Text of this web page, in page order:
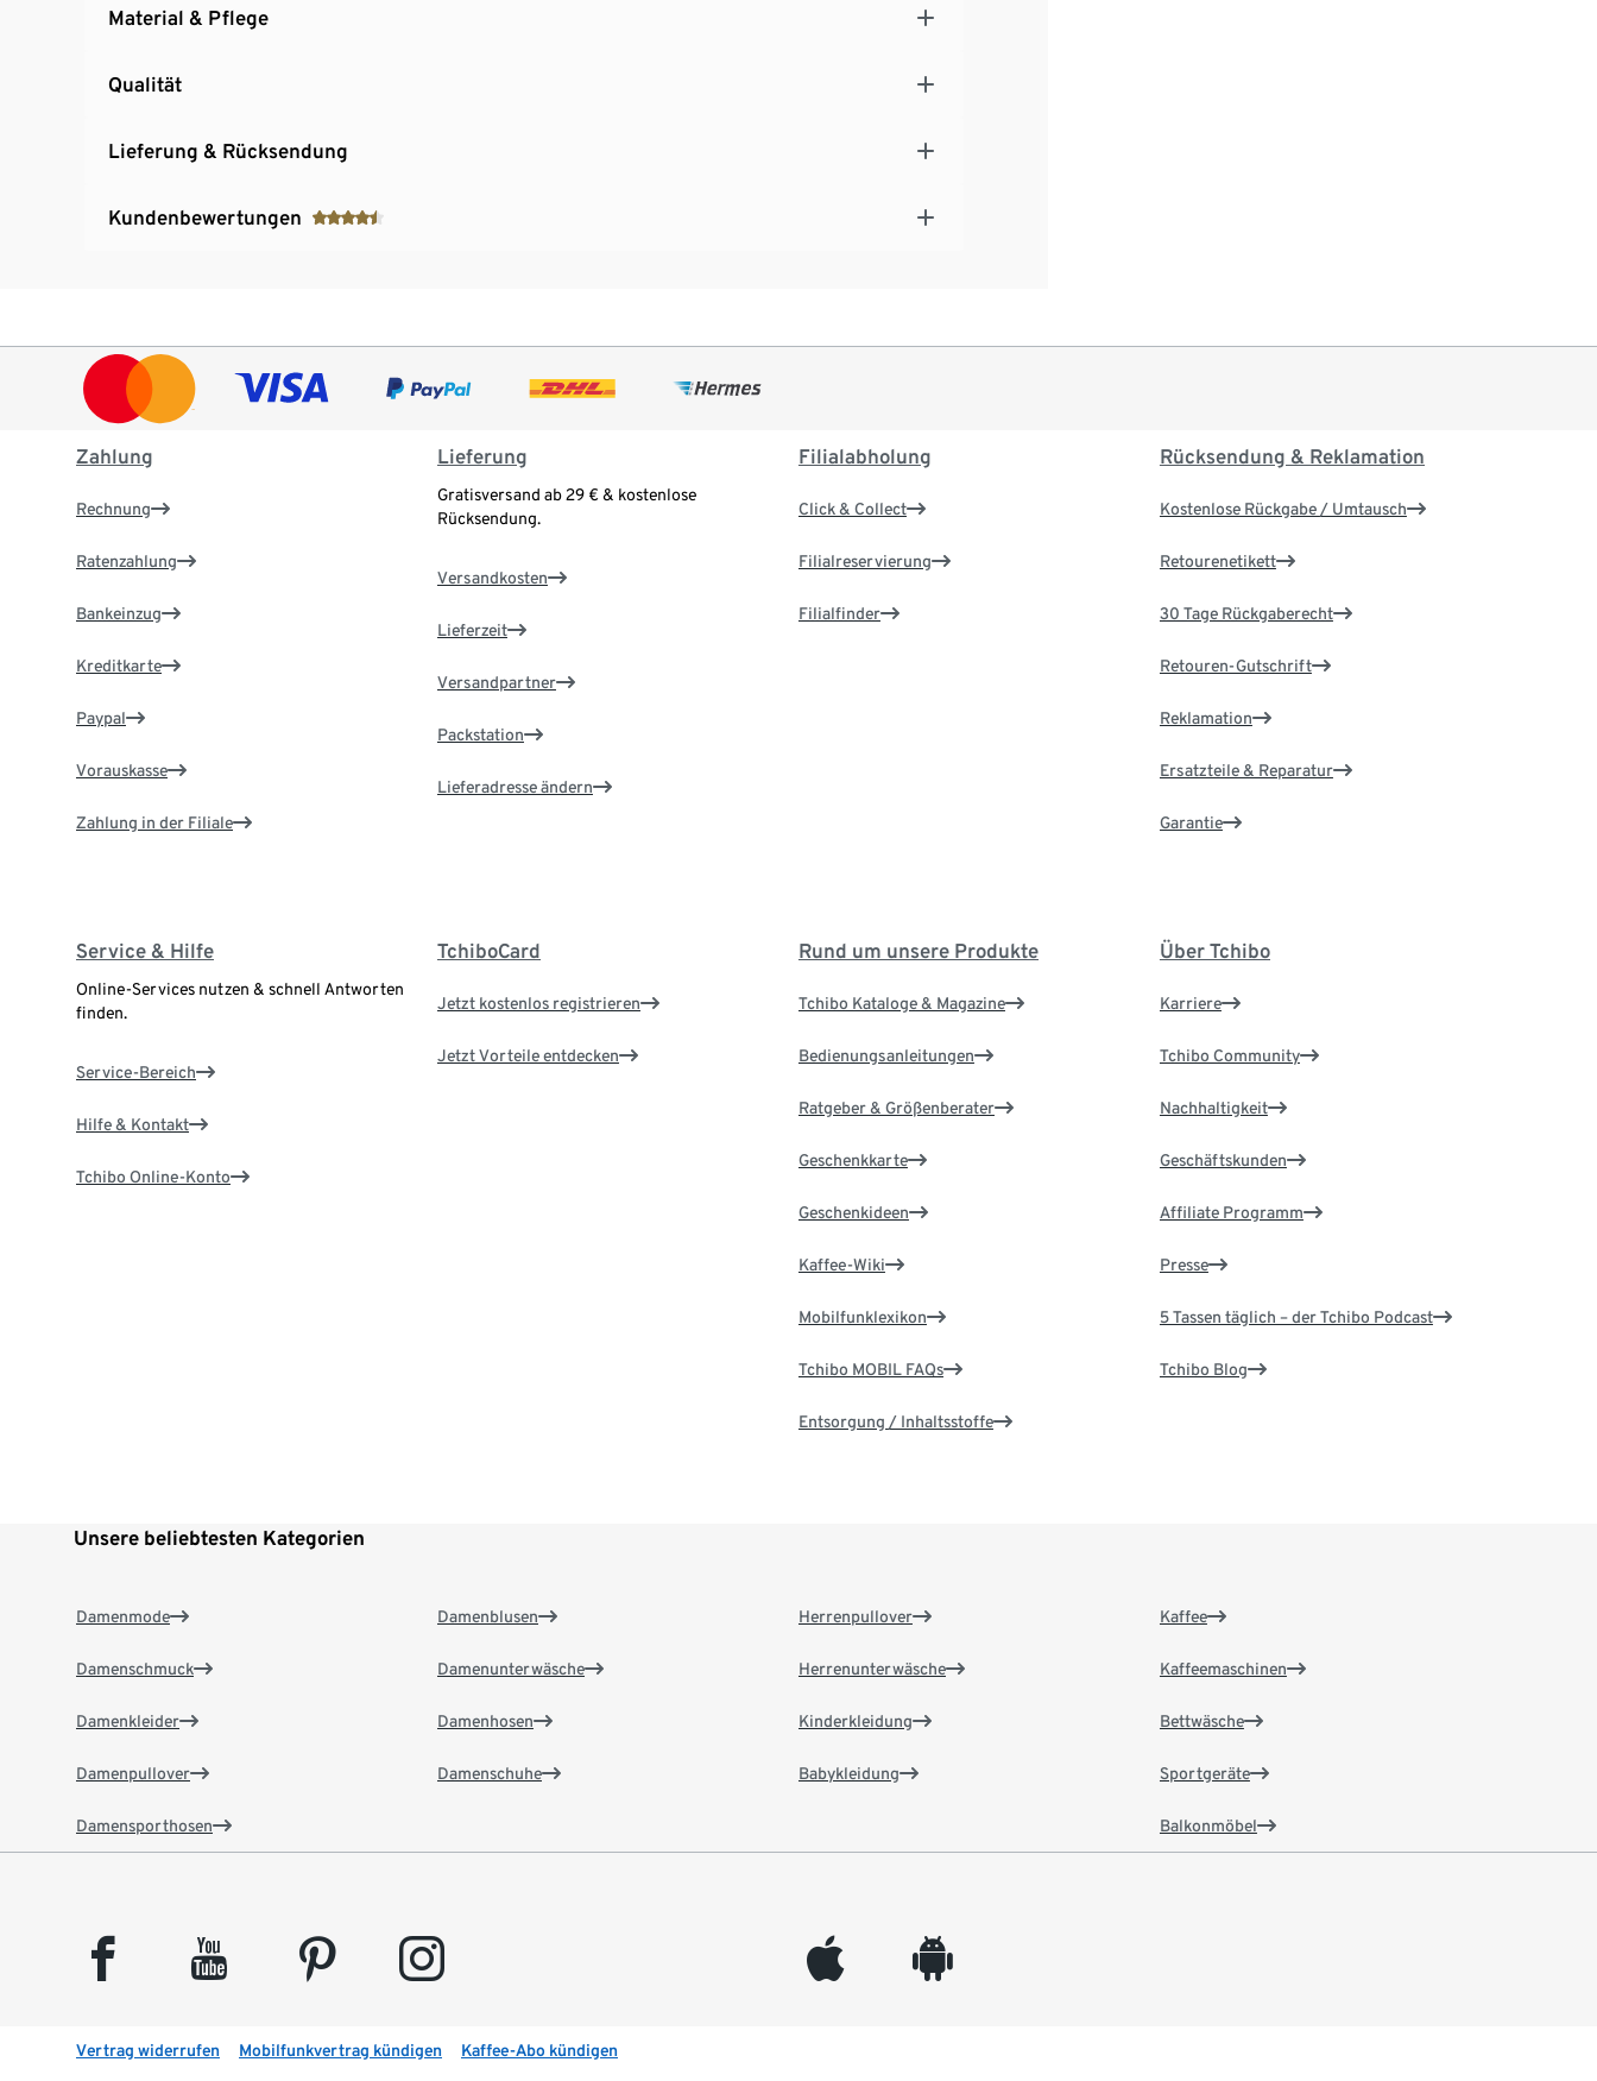
Material & Pflege
Qualität
Lieferung & Rücksendung
Kundenbewertungen
Zahlung
Rechnung
Ratenzahlung
Bankeinzug
Kreditkarte
Paypal
Vorauskasse
Zahlung in der Filiale
Lieferung
Gratisversand ab 29 € & kostenlose
Rücksendung.
Versandkosten
Lieferzeit
Versandpartner
Packstation
Lieferadresse ändern
Filialabholung
Click & Collect
Filialreservierung
Filialfinder
Rücksendung & Reklamation
Kostenlose Rückgabe / Umtausch
Retourenetikett
30 Tage Rückgaberecht
Retouren-Gutschrift
Reklamation
Ersatzteile & Reparatur
Garantie
Service & Hilfe
Online-Services nutzen & schnell Antworten
finden.
Service-Bereich
Hilfe & Kontakt
Tchibo Online-Konto
TchiboCard
Jetzt kostenlos registrieren
Jetzt Vorteile entdecken
Rund um unsere Produkte
Tchibo Kataloge & Magazine
Bedienungsanleitungen
Ratgeber & Größenberater
Geschenkkarte
Geschenkideen
Kaffee-Wiki
Mobilfunklexikon
Tchibo MOBIL FAQs
Entsorgung / Inhaltsstoffe
Über Tchibo
Karriere
Tchibo Community
Nachhaltigkeit
Geschäftskunden
Affiliate Programm
Presse
5 Tassen täglich – der Tchibo Podcast
Tchibo Blog
Unsere beliebtesten Kategorien
Damenmode
Damenschmuck
Damenkleider
Damenpullover
Damensporthosen
Damenblusen
Damenunterwäsche
Damenhosen
Damenschuhe
Herrenpullover
Herrenunterwäsche
Kinderkleidung
Babykleidung
Kaffee
Kaffeemaschinen
Bettwäsche
Sportgeräte
Balkonmöbel
facebook youtube pinterest instagram appleinc android
Vertrag widerrufen Mobilfunkvertrag kündigen Kaffee-Abo kündigen